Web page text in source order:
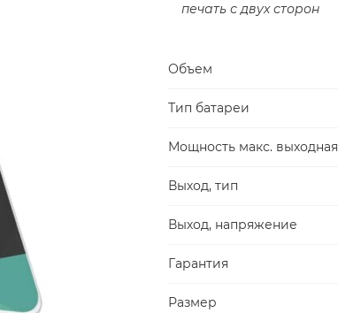
печать с двух сторон
Объем
Тип батареи
Мощность макс. выходная
Выход, тип
Выход, напряжение
Гарантия
Размер